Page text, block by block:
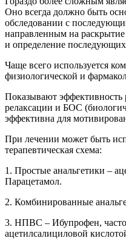
Оно всегда должно быть
обследовании с
направленным на
и определение
Чаще всего используется
физиологической и
Показывают
релаксации и БОС
эффективна для
При лечении может быть
терапевтическая схема:
1. Простые анальгетики –
Парацетамол.
2. Комбинированные
3. НПВС – Ибупрофен, часто
ацетилсалициловой